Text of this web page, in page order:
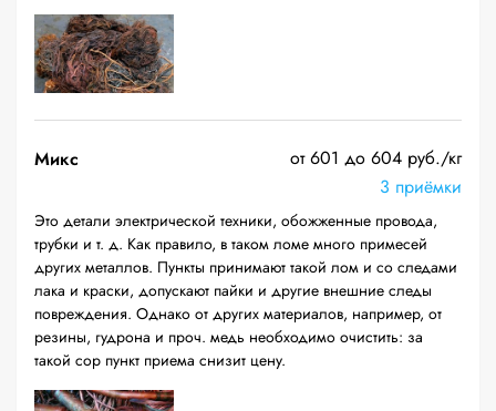
Микс
от 601 до 604 руб./кг
3 приёмки
Это детали электрической техники, обожженные провода,
трубки и т. д. Как правило, в таком ломе много примесей
других металлов. Пункты принимают такой лом и со следами
лака и краски, допускают пайки и другие внешние следы
повреждения. Однако от других материалов, например, от
резины, гудрона и проч. медь необходимо очистить: за
такой сор пункт приема снизит цену.